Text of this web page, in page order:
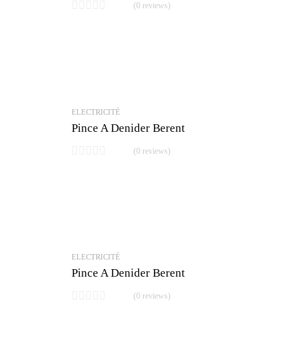
(0 reviews)
ELECTRICITÉ
Pince A Denider Berent
(0 reviews)
ELECTRICITÉ
Pince A Denider Berent
(0 reviews)